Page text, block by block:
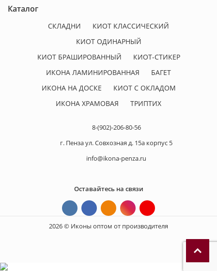
Каталог
СКЛАДНИ
КИОТ КЛАССИЧЕСКИЙ
КИОТ ОДИНАРНЫЙ
КИОТ БРАШИРОВАННЫЙ
КИОТ-СТИКЕР
ИКОНА ЛАМИНИРОВАННАЯ
БАГЕТ
ИКОНА НА ДОСКЕ
КИОТ С ОКЛАДОМ
ИКОНА ХРАМОВАЯ
ТРИПТИХ
8-(902)-206-80-56
г. Пенза ул. Совхозная д. 15а корпус 5
info@ikona-penza.ru
Оставайтесь на связи
2026 © Иконы оптом от производителя
и